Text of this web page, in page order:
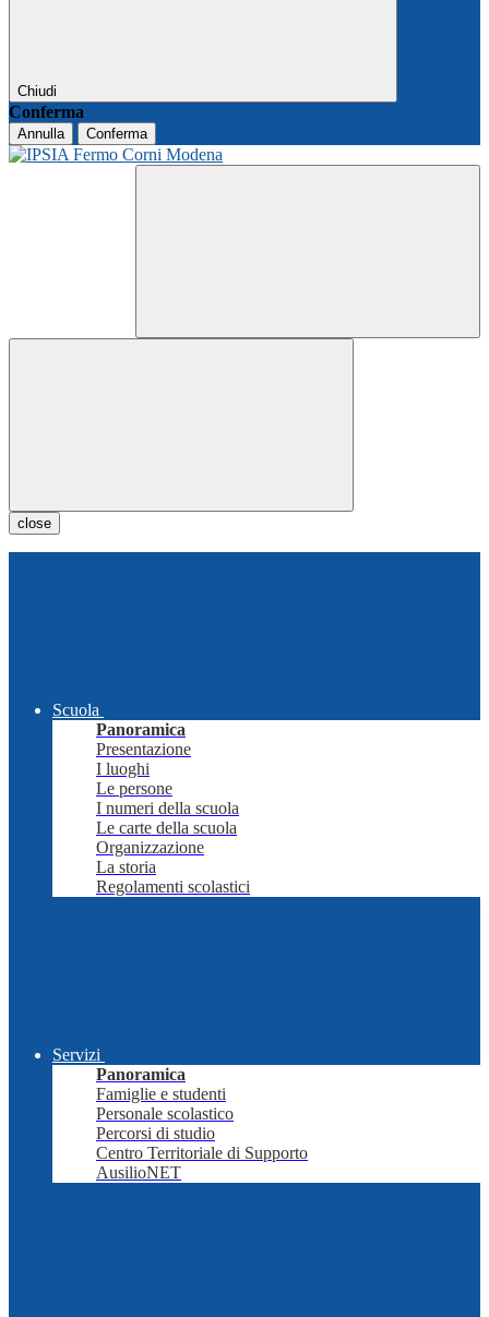
Chiudi
Conferma
Annulla Conferma
close
Scuola
Panoramica
Presentazione
I luoghi
Le persone
I numeri della scuola
Le carte della scuola
Organizzazione
La storia
Regolamenti scolastici
Servizi
Panoramica
Famiglie e studenti
Personale scolastico
Percorsi di studio
Centro Territoriale di Supporto
AusilioNET